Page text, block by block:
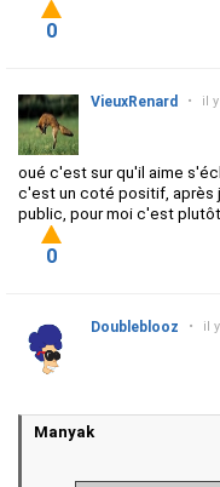
0
VieuxRenard • il
oué c'est sur qu'il aime
c'est un coté positif, après
public, pour moi c'est
0
Doubleblooz • il
Manyak